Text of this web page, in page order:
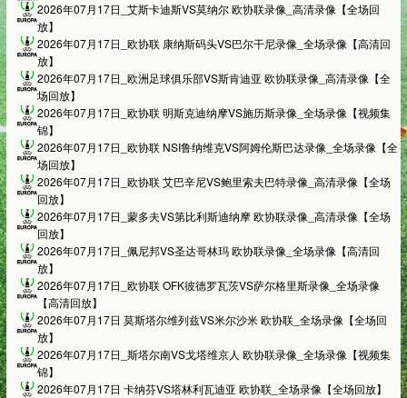
2026年07月17日_艾斯卡迪斯VS莫纳尔 欧协联录像_高清录像【全场回
放】
2026年07月17日_欧协联 康纳斯码头VS巴尔干尼录像_全场录像【高清回
放】
2026年07月17日_欧洲足球俱乐部VS斯肯迪亚 欧协联录像_高清录像【全
场回放】
2026年07月17日_欧协联 明斯克迪纳摩VS施历斯录像_全场录像【视频集
锦】
2026年07月17日_欧协联 NSI鲁纳维克VS阿姆伦斯巴达录像_全场录像【全
场回放】
2026年07月17日_欧协联 艾巴辛尼VS鲍里索夫巴特录像_高清录像【全场
回放】
2026年07月17日_蒙多夫VS第比利斯迪纳摩 欧协联录像_高清录像【全场
回放】
2026年07月17日_佩尼邦VS圣达哥林玛 欧协联录像_全场录像【高清回
放】
2026年07月17日_欧协联 OFK彼德罗瓦茨VS萨尔格里斯录像_全场录像
【高清回放】
2026年07月17日 莫斯塔尔维列兹VS米尔沙米 欧协联_全场录像【全场回
放】
2026年07月17日_斯塔尔南VS戈塔维京人 欧协联录像_全场录像【视频集
锦】
2026年07月17日 卡纳芬VS塔林利瓦迪亚 欧协联_全场录像【全场回放】